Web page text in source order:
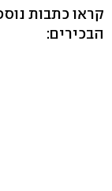
קראו כתבות
הבכירים: